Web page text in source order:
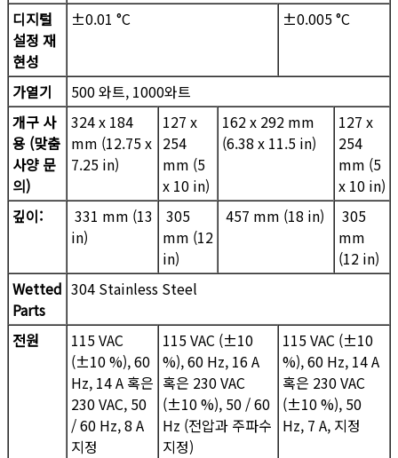
디지털
설정 재
현성
±0.01 °C ±0.005 °C
가열기
500 와트, 1000와트
개구 사
용 (맞춤
사양 문
의)
324 x 184
mm (12.75 x
7.25 in)
127 x
254
mm (5
x 10 in)
162 x 292 mm
(6.38 x 11.5 in)
127 x
254
mm (5
x 10 in)
깊이:
331 mm (13
in)
305
mm (12
in)
457 mm (18 in)
305
mm
(12 in)
Wetted
Parts
304 Stainless Steel
전원
115 VAC
(±10 %), 60
Hz, 14 A 혹은
230 VAC, 50
/ 60 Hz, 8 A
지정
115 VAC (±10
%), 60 Hz, 16 A
혹은 230 VAC
(±10 %), 50 / 60
Hz (전압과 주파수
지정)
115 VAC (±10
%), 60 Hz, 14 A
혹은 230 VAC
(±10 %), 50
Hz, 7 A, 지정